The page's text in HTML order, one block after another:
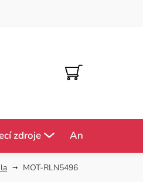
NÁKUPNÍ
KOŠÍK
zdroje Antény
MOT-RLN5496